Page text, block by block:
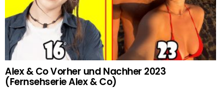
Alex & Co Vorher und Nachher 2023
(Fernsehserie Alex & Co)